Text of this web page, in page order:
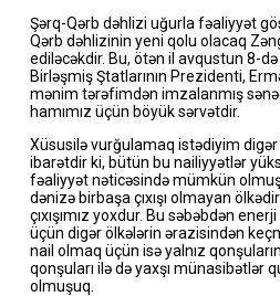
Şərq-Qərb dəhlizi uğurla fəaliyyət
Qərb dəhlizinin yeni qolu olacaq
ediləcəkdir. Bu, ötən il avqustun 8-
Birləşmiş Ştatlarının Prezidenti,
mənim tərəfimdən imzalanmış
hamımız üçün böyük sərvətdir.
Xüsusilə vurğulamaq istədiyim
ibarətdir ki, bütün bu nailiyyətlər
fəaliyyət nəticəsində mümkün
dənizə birbaşa çıxışı olmayan
çıxışımız yoxdur. Bu səbəbdən
üçün digər ölkələrin ərazisindən
nail olmaq üçün isə yalnız
qonşuları ilə də yaxşı münasibətlər
olmuşuq.